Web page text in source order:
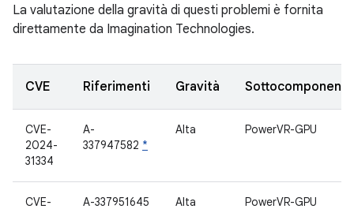
La valutazione della gravità di questi problemi è fornita
direttamente da Imagination Technologies.
CVE Riferimenti Gravità Sottocomponente
CVE-
2024-
31334
A-
337947582 *
Alta PowerVR-GPU
CVE- A-337951645 Alta PowerVR-GPU